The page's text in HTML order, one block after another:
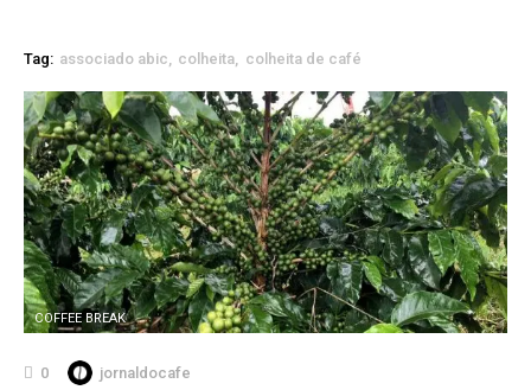
Tag: associado abic colheita colheita de café
COFFEE BREAK
0 jornaldocafe